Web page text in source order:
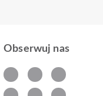
Obserwuj nas